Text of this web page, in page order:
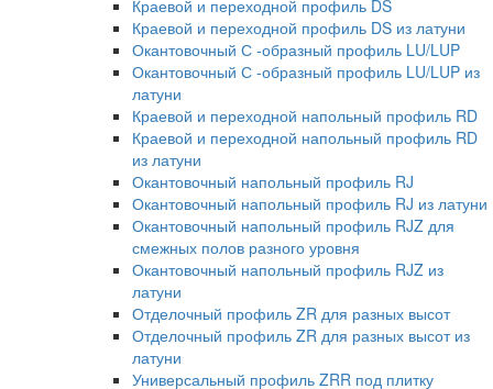
Краевой и переходной профиль DS
Краевой и переходной профиль DS из латуни
Окантовочный С -образный профиль LU/LUP
Окантовочный С -образный профиль LU/LUP из
латуни
Краевой и переходной напольный профиль RD
Краевой и переходной напольный профиль RD
из латуни
Окантовочный напольный профиль RJ
Окантовочный напольный профиль RJ из латуни
Окантовочный напольный профиль RJZ для
смежных полов разного уровня
Окантовочный напольный профиль RJZ из
латуни
Отделочный профиль ZR для разных высот
Отделочный профиль ZR для разных высот из
латуни
Универсальный профиль ZRR под плитку